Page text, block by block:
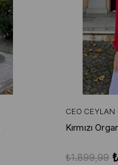
CEO CEYLAN
Kırmızı
₺1.899,99